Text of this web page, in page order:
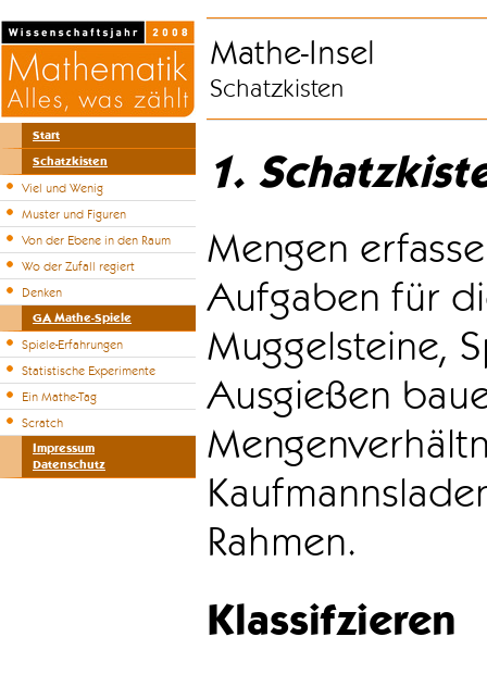
Start
Schatzkisten
Viel und Wenig
Muster und Figuren
Von der Ebene in den Raum
Wo der Zufall regiert
Denken
GA Mathe-Spiele
Spiele-Erfahrungen
Statistische Experimente
Ein Mathe-Tag
Scratch
Impressum
Datenschutz
Mathe-Insel
Schatzkisten
1.
Mengen
Aufgaben für
Muggelsteine,
Ausgießen
Rahmen.
Klassifzieren